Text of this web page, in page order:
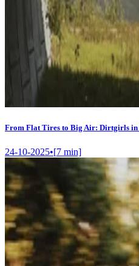
From Flat Tires to Big Air: Dirtgirls in
24-10-2025•[7 min]